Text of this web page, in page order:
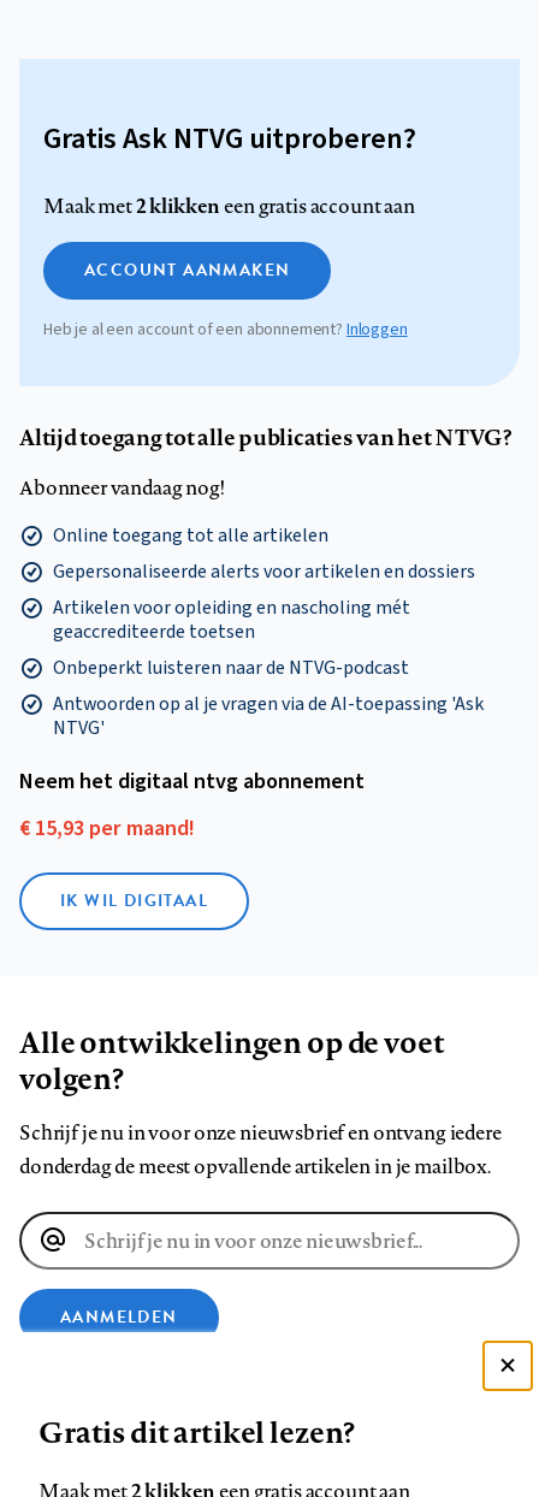
Gratis Ask NTVG uitproberen?
Maak met2 klikkeneen gratis account aan
ACCOUNT AANMAKEN
Heb je al een account of een abonnement?Inloggen
Altijd toegang tot alle publicaties van het NTVG?
Abonneer vandaag nog!
Online toegang tot alle artikelen
Gepersonaliseerde alerts voor artikelen en dossiers
Artikelen voor opleiding en nascholing mét
geaccrediteerde toetsen
Onbeperkt luisteren naar de NTVG-podcast
Antwoorden op al je vragen via de AI-toepassing 'Ask
NTVG'
Neem het digitaal ntvg abonnement
€ 15,93 per maand!
IK WIL DIGITAAL
Alle ontwikkelingen op de voet
volgen?
Schrijf je nu in voor onze nieuwsbrief en ontvang iedere
donderdag de meest opvallende artikelen in je mailbox.
E-
mailadres
AANMELDEN
Gratis dit artikel lezen?
Maak met2 klikkeneen gratis account aan
Zie onze cookie policy